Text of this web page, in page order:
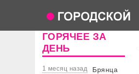
ГОРЯЧЕЕ ЗА
ДЕНЬ
1 месяц назад
Брянца